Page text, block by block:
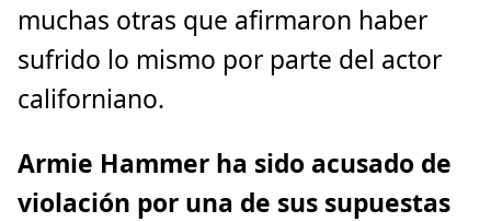
muchas otras que afirmaron haber
sufrido lo mismo por parte del actor
californiano.
Armie Hammer ha sido acusado de
violación por una de sus supuestas